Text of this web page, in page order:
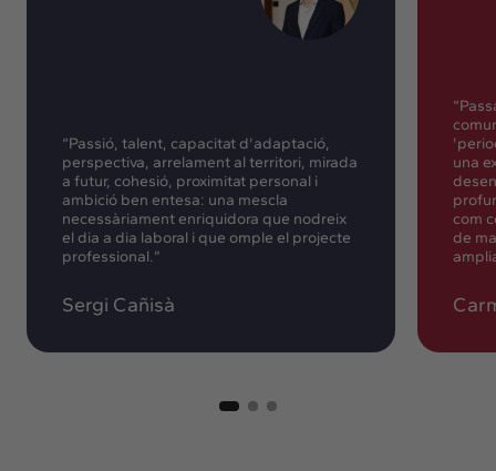
“Passió, talent, capacitat d'adaptació,
perspectiva, arrelament al territori, mirada
a futur, cohesió, proximitat personal i
ambició ben entesa: una mescla
necessàriament enriquidora que nodreix
el dia a dia laboral i que omple el projecte
professional.”
Sergi Cañisà
una
com
de